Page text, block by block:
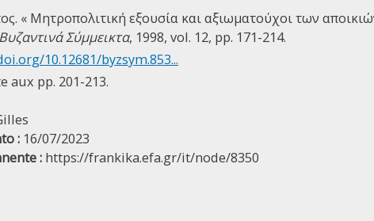
« Μητροπολιτική εξουσία και αξιωματούχοι των
Βυζαντινά Σύμμεικτα, 1998, vol. 12, pp. 171-214.
10.12681/byzsym.853...
aux pp. 201-213.
: 16/07/2023
: https://frankika.efa.gr/it/node/8350